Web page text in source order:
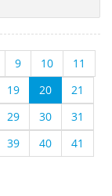
9 10
11
19 20
21
29 30
31
39 40
41